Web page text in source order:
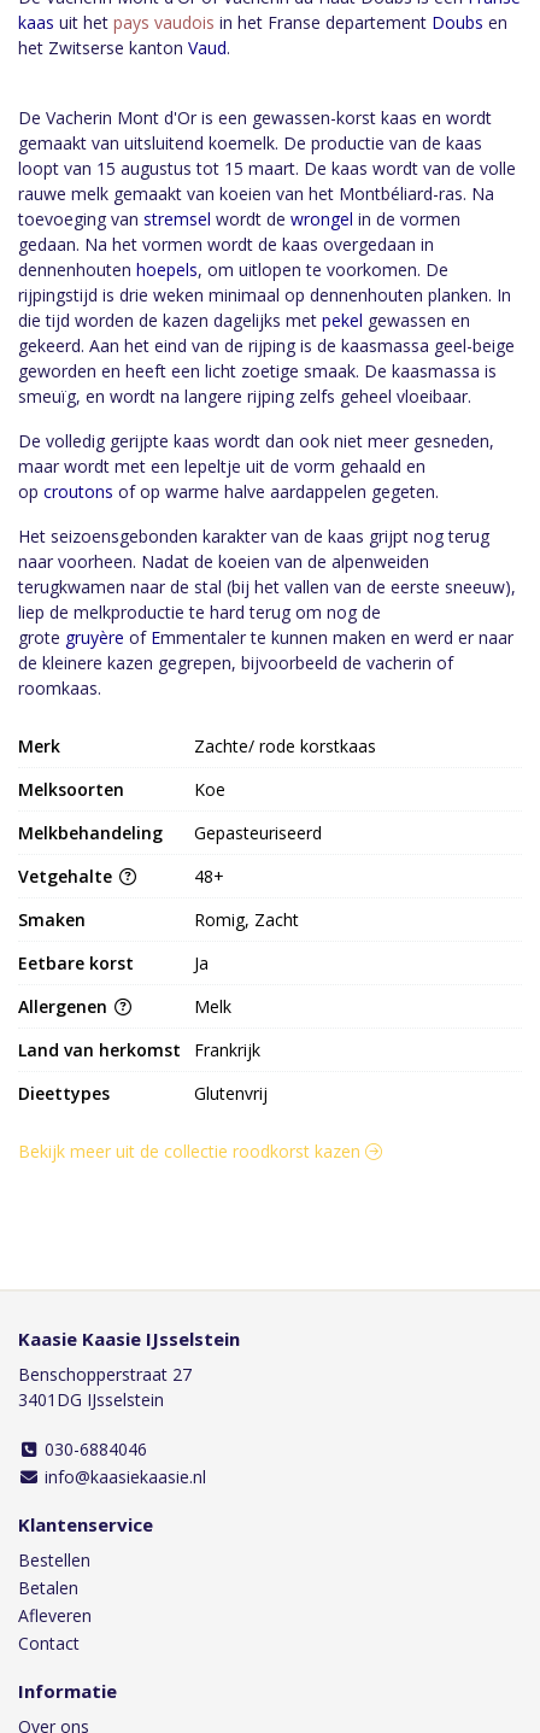
kaas uit het pays vaudois in het Franse departement Doubs en
het Zwitserse kanton Vaud.
De Vacherin Mont d'Or is een gewassen-korst kaas en wordt
gemaakt van uitsluitend koemelk. De productie van de kaas
loopt van 15 augustus tot 15 maart. De kaas wordt van de volle
rauwe melk gemaakt van koeien van het Montbéliard-ras. Na
toevoeging van stremsel wordt de wrongel in de vormen
gedaan. Na het vormen wordt de kaas overgedaan in
dennenhouten hoepels, om uitlopen te voorkomen. De
rijpingstijd is drie weken minimaal op dennenhouten planken. In
die tijd worden de kazen dagelijks met pekel gewassen en
gekeerd. Aan het eind van de rijping is de kaasmassa geel-beige
geworden en heeft een licht zoetige smaak. De kaasmassa is
smeuïg, en wordt na langere rijping zelfs geheel vloeibaar.
De volledig gerijpte kaas wordt dan ook niet meer gesneden,
maar wordt met een lepeltje uit de vorm gehaald en
op croutons of op warme halve aardappelen gegeten.
Het seizoensgebonden karakter van de kaas grijpt nog terug
naar voorheen. Nadat de koeien van de alpenweiden
terugkwamen naar de stal (bij het vallen van de eerste sneeuw),
liep de melkproductie te hard terug om nog de
grote gruyère of Emmentaler te kunnen maken en werd er naar
de kleinere kazen gegrepen, bijvoorbeeld de vacherin of
roomkaas.
Merk
Zachte/ rode korstkaas
Melksoorten
Koe
Melkbehandeling
Gepasteuriseerd
Vetgehalte
48+
Smaken
Romig, Zacht
Eetbare korst
Ja
Allergenen
Melk
Land van herkomst
Frankrijk
Dieettypes
Glutenvrij
Bekijk meer uit de collectie roodkorst kazen
Kaasie Kaasie IJsselstein
Benschopperstraat 27
3401DG IJsselstein
030-6884046
info@kaasiekaasie.nl
Klantenservice
Bestellen
Betalen
Afleveren
Contact
Informatie
Over ons